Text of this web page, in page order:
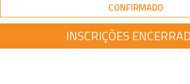
CONFIRMADO
INSCRIÇÕES